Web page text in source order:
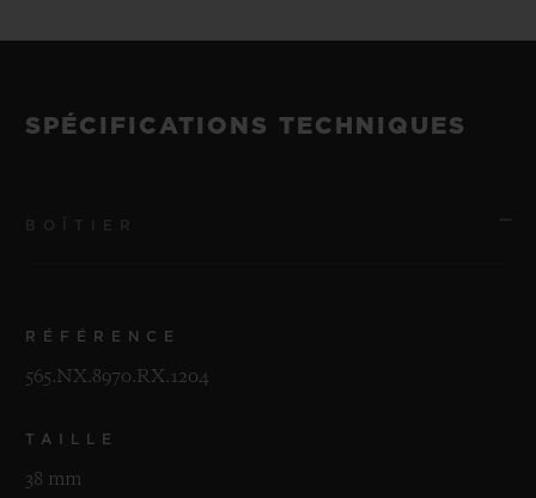
SPÉCIFICATIONS TECHNIQUES
RÉFÉRENCE
565.NX.8970.RX.1204
TAILLE
38 mm